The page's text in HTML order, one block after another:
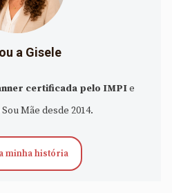
a Gisele
certificada pelo IMPIe
Mãe desde 2014.
minha história